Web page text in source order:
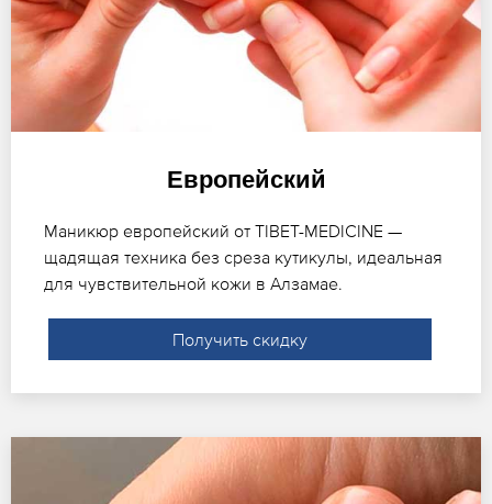
Европейский
Маникюр европейский от TIBET-MEDICINE —
щадящая техника без среза кутикулы, идеальная
для чувствительной кожи в Алзамае.
Получить скидку